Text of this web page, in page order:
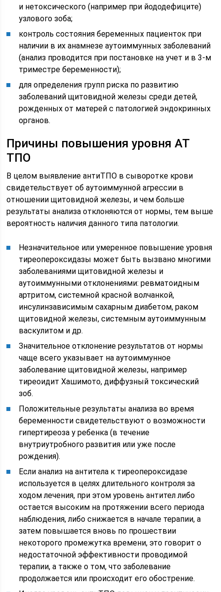
и нетоксического (например при йододефиците)
узлового зоба;
контроль состояния беременных пациенток при
наличии в их анамнезе аутоиммунных заболеваний
(анализ проводится при постановке на учет и в 3-м
триместре беременности);
для определения групп риска по развитию
заболеваний щитовидной железы среди детей,
рожденных от матерей с патологией эндокринных
органов.
Причины повышения уровня АТ
ТПО
В целом выявление антиТПО в сыворотке крови
свидетельствует об аутоиммунной агрессии в
отношении щитовидной железы, и чем больше
результаты анализа отклоняются от нормы, тем выше
вероятность наличия данного типа патологии.
Незначительное или умеренное повышение уровня
тиреопероксидазы может быть вызвано многими
заболеваниями щитовидной железы и
аутоиммунными отклонениями: ревматоидным
артритом, системной красной волчанкой,
инсулинзависимым сахарным диабетом, раком
щитовидной железы, системным аутоиммунным
васкулитом и др.
Значительное отклонение результатов от нормы
чаще всего указывает на аутоиммунное
заболевание щитовидной железы, например
тиреоидит Хашимото, диффузный токсический
зоб.
Положительные результаты анализа во время
беременности свидетельствуют о возможности
гипертиреоза у ребенка (в течение
внутриутробного развития или уже после
рождения).
Если анализ на антитела к тиреопероксидазе
используется в целях длительного контроля за
ходом лечения, при этом уровень антител либо
остается высоким на протяжении всего периода
наблюдения, либо снижается в начале терапии, а
затем повышается вновь по прошествии
некоторого промежутка времени, это говорит о
недостаточной эффективности проводимой
терапии, а также о том, что заболевание
продолжается или происходит его обострение.